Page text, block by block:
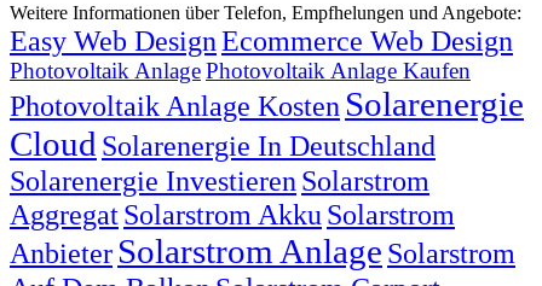
Weitere Informationen über Telefon, Empfhelungen und Angebote:
Easy Web DesignEcommerce Web Design
Photovoltaik AnlagePhotovoltaik Anlage Kaufen
Photovoltaik Anlage Kosten Solarenergie
Cloud Solarenergie In Deutschland
Solarenergie Investieren Solarstrom
AggregatSolarstrom Akku Solarstrom
Anbieter Solarstrom Anlage Solarstrom